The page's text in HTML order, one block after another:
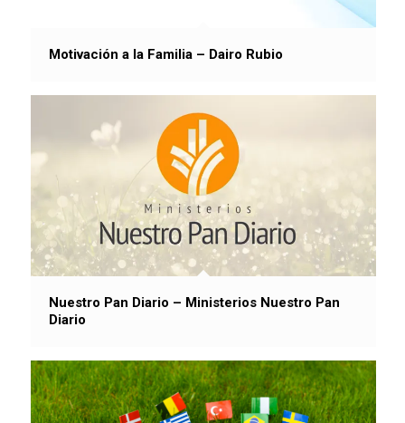
Motivación a la Familia – Dairo Rubio
Nuestro Pan Diario – Ministerios Nuestro Pan
Diario